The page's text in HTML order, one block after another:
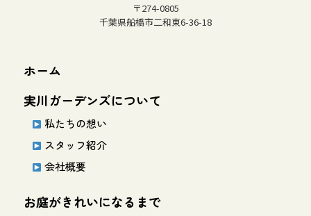
〒274-0805
千葉県船橋市二和東6-36-18
ホーム
実川ガーデンズについて
私たちの想い
スタッフ紹介
会社概要
お庭がきれいになるまで